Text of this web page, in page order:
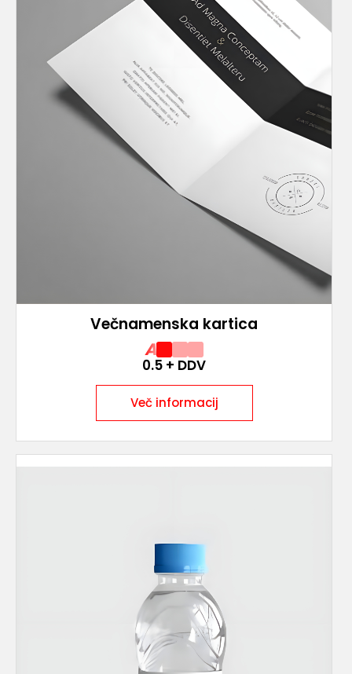
Večnamenska kartica
A
0.5 + DDV
Več informacij